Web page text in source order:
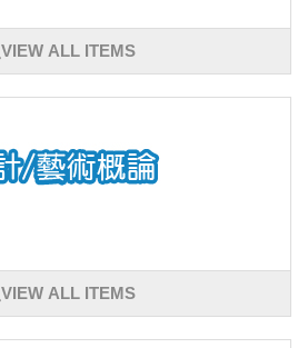
VIEW ALL ITEMS
VIEW ALL ITEMS